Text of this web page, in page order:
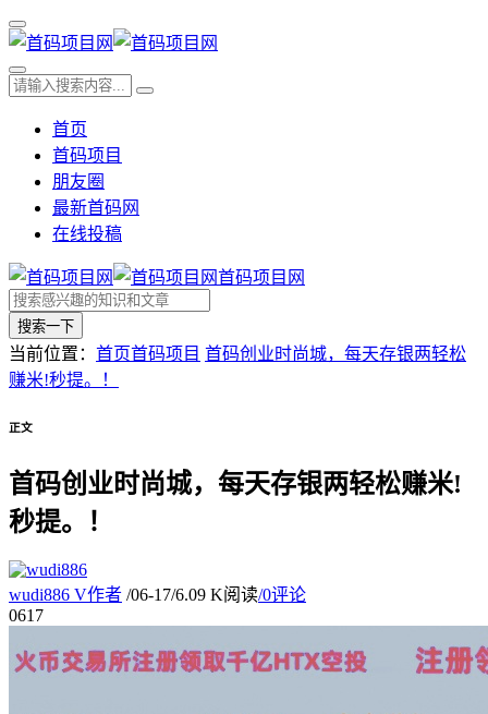
首页
首码项目
朋友圈
最新首码网
在线投稿
首码项目网
搜索一下
当前位置： 首页首码项目 首码创业时尚城，每天存银两轻松
赚米!秒提。！
正文
首码创业时尚城，每天存银两轻松赚米!
秒提。！
wudi886 V作者 /06-17/6.09 K阅读/0评论
0617